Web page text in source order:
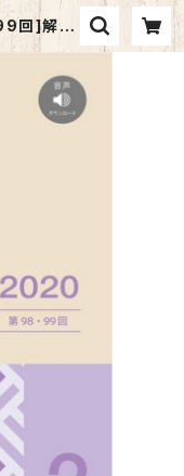
回]解答
クス関